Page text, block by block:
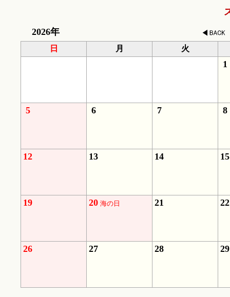
2026年
日 月 火
1
5 6 7 8
12 13 14 15
19 20 海の日 21 22
26 27 28 29